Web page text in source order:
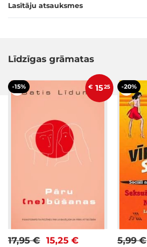
Lasītāju atsauksmes
Līdzīgas grāmatas
-15% € 1525
15,25 €
17,95 €
-20%
5,99 €